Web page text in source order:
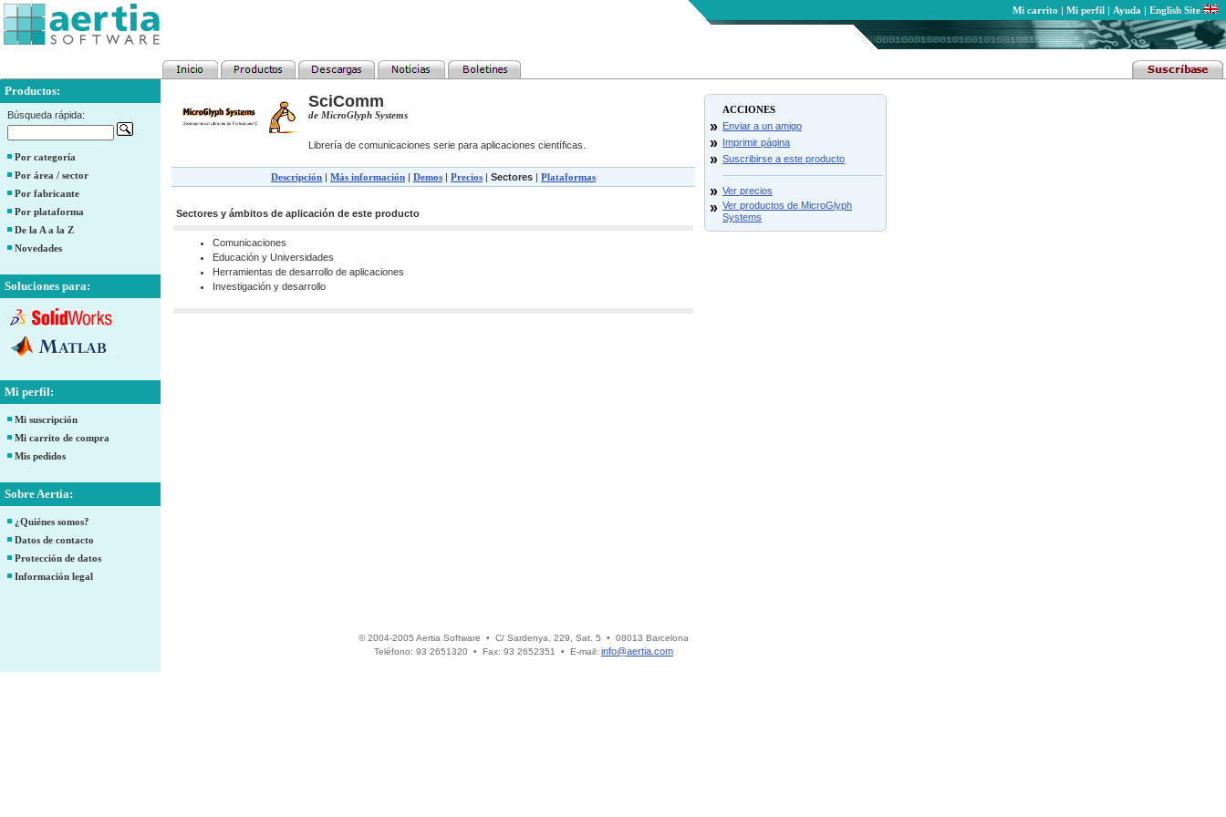
Mi carrito | Mi perfil | Ayuda | English Site
Productos:
Búsqueda rápida:
Por categoría
Por área / sector
Por fabricante
Por plataforma
De la A a la Z
Novedades
Soluciones para:
Mi perfil:
Mi suscripción
Mi carrito de compra
Mis pedidos
Sobre Aertia:
¿Quiénes somos?
Datos de contacto
Protección de datos
Información legal
SciComm
de MicroGlyph Systems
Librería de comunicaciones serie para aplicaciones científicas.
Descripción | Más información | Demos | Precios | Sectores | Plataformas
Sectores y ámbitos de aplicación de este producto
Comunicaciones
Educación y Universidades
Herramientas de desarrollo de aplicaciones
Investigación y desarrollo
ACCIONES
» Enviar a un amigo
» Imprimir página
» Suscribirse a este producto
» Ver precios
» Ver productos de MicroGlyph
Systems
© 2004-2005 Aertia Software • C/ Sardenya, 229, Sat. 5 • 08013 Barcelona
Teléfono: 93 2651320 • Fax: 93 2652351 • E-mail: info@aertia.com